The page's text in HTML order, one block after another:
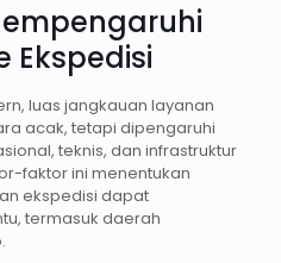
Ekspedisi
luas jangkauan layanan
acak, tetapi dipengaruhi
teknis, dan infrastruktur
faktor ini menentukan
ekspedisi dapat
termasuk daerah